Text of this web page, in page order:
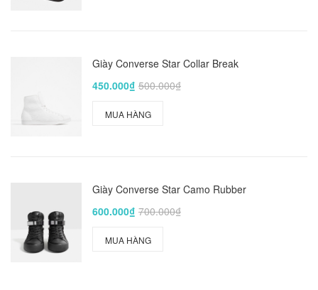
Giày Converse Star Collar Break
450.000₫ 500.000₫
MUA HÀNG
Giày Converse Star Camo Rubber
600.000₫ 700.000₫
MUA HÀNG